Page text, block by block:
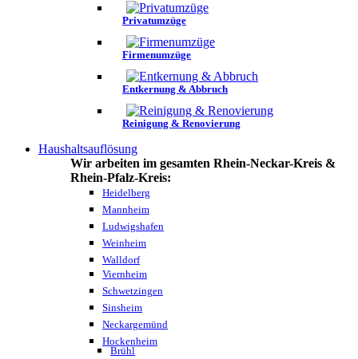
Privatumzüge
Firmenumzüge
Entkernung & Abbruch
Reinigung & Renovierung
Haushaltsauflösung
Wir arbeiten im gesamten Rhein-Neckar-Kreis &
Rhein-Pfalz-Kreis:
Heidelberg
Mannheim
Ludwigshafen
Weinheim
Walldorf
Viernheim
Schwetzingen
Sinsheim
Neckargemünd
Hockenheim
Brühl